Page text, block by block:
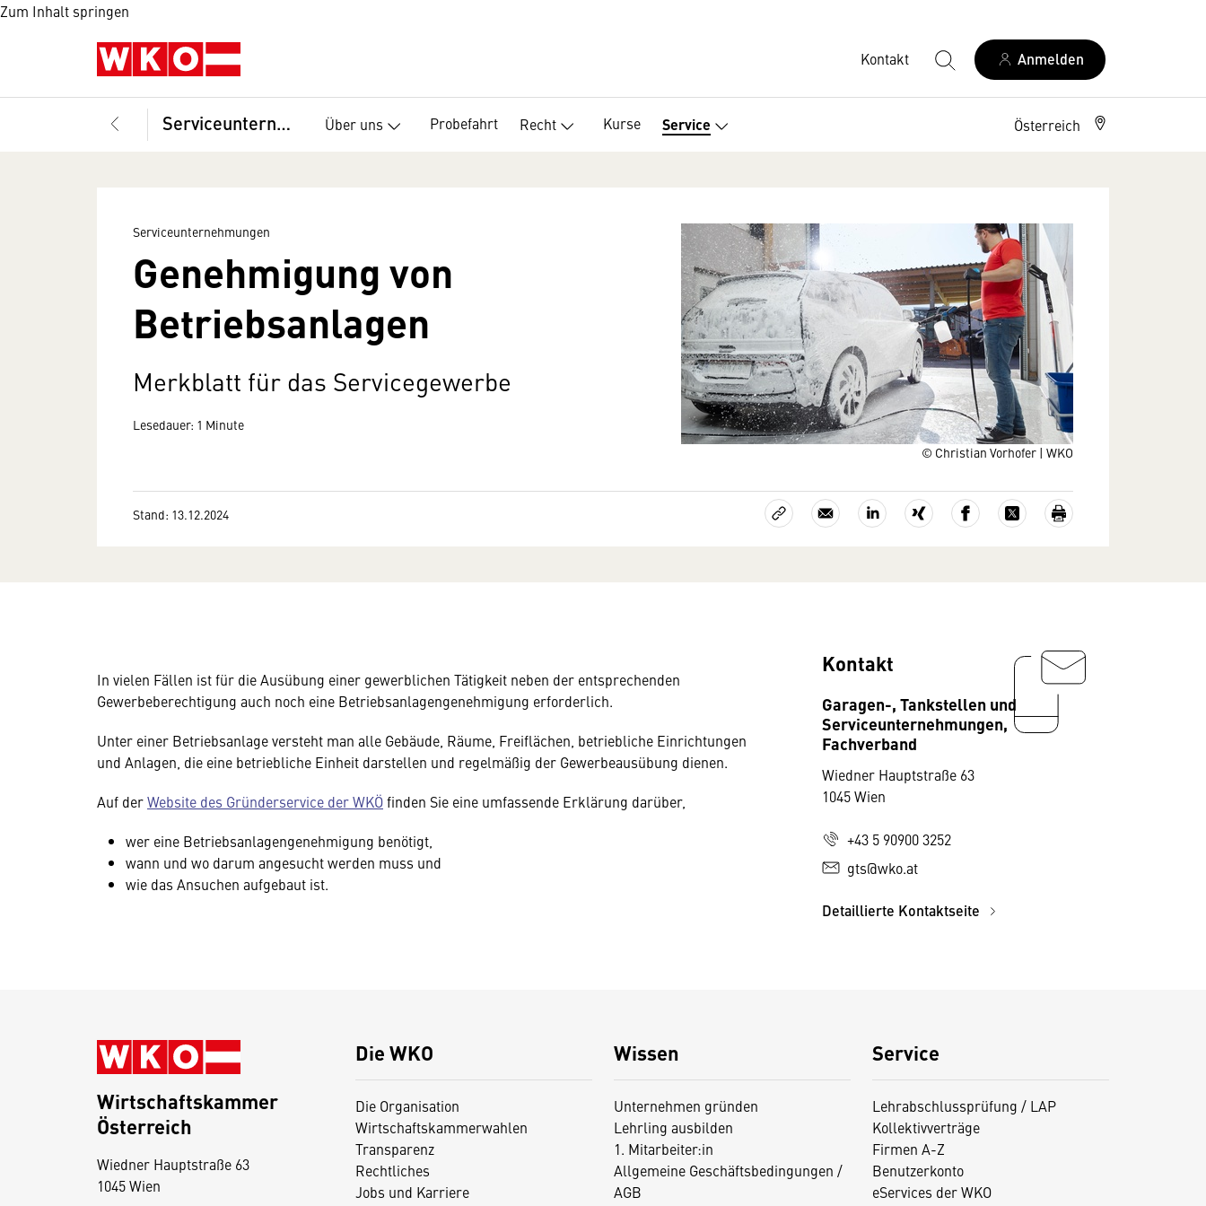
Zum Inhalt springen
Kontakt Anmelden
Serviceunternehmungen Über uns Probefahrt Recht Kurse Service Österreich
© Christian Vorhofer | WKO
Serviceunternehmungen
Genehmigung von
Betriebsanlagen
Merkblatt für das Servicegewerbe
Lesedauer: 1 Minute
Stand: 13.12.2024
In vielen Fällen ist für die Ausübung einer gewerblichen Tätigkeit neben der entsprechenden
Gewerbeberechtigung auch noch eine Betriebsanlagengenehmigung erforderlich.
Unter einer Betriebsanlage versteht man alle Gebäude, Räume, Freiflächen, betriebliche Einrichtungen
und Anlagen, die eine betriebliche Einheit darstellen und regelmäßig der Gewerbeausübung dienen.
Auf derWebsite des Gründerservice der WKÖfinden Sie eine umfassende Erklärung darüber,
wer eine Betriebsanlagengenehmigung benötigt,
wann und wo darum angesucht werden muss und
wie das Ansuchen aufgebaut ist.
Kontakt
Garagen-, Tankstellen und
Serviceunternehmungen,
Fachverband
Wiedner Hauptstraße 63
1045 Wien
+43 5 90900 3252
gts@wko.at
Detaillierte Kontaktseite
Die WKO
Die Organisation
Wirtschaftskammerwahlen
Transparenz
Rechtliches
Jobs und Karriere
Wissen
Unternehmen gründen
Lehrling ausbilden
1. Mitarbeiter:in
Allgemeine Geschäftsbedingungen /
AGB
Service
Lehrabschlussprüfung / LAP
Kollektivverträge
Firmen A-Z
Benutzerkonto
eServices der WKO
Wirtschaftskammer
Österreich
Wiedner Hauptstraße 63
1045 Wien